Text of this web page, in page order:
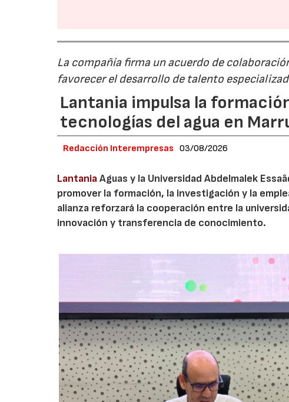
La compañía firma un acuerdo de
favorecer el desarrollo de talento
Lantania impulsa la
tecnologías del agua en
Redacción Interempresas 03/08/2026
LantaniaAguas y la Universidad Abdelmalek
promover la formación, la investigación y la
alianza reforzará la cooperación entre la
innovación y transferencia de conocimiento.